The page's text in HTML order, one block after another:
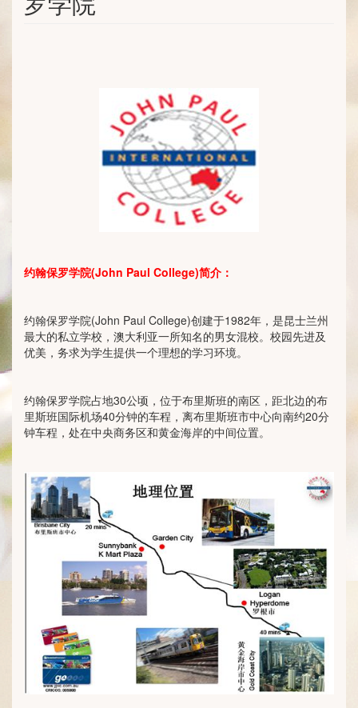
约翰保罗学院(John Paul College)简介：
约翰保罗学院(John Paul College)创建于1982年，是昆士兰州
最大的私立学校，澳大利亚一所知名的男女混校。校园先进及
优美，务求为学生提供一个理想的学习环境。
约翰保罗学院占地30公顷，位于布里斯班的南区，距北边的布
里斯班国际机场40分钟的车程，离布里斯班市中心向南约20分
钟车程，处在中央商务区和黄金海岸的中间位置。